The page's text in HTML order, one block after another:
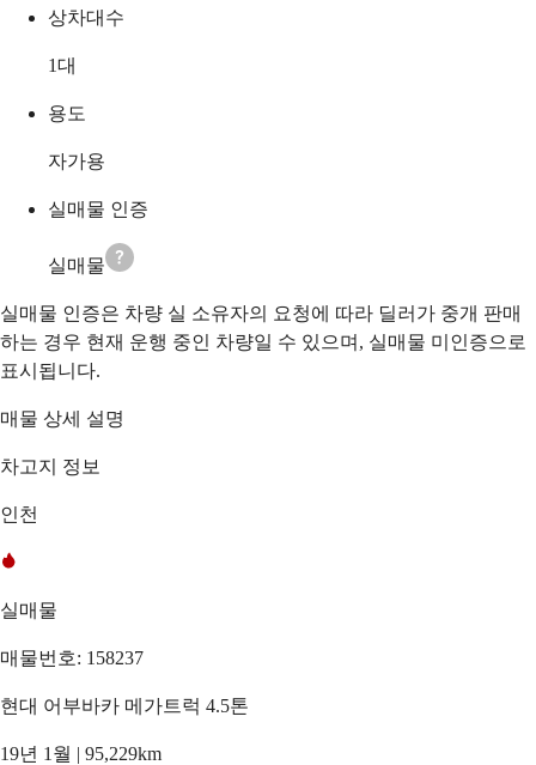
상차대수
1대
용도
자가용
실매물 인증
실매물
실매물 인증은 차량 실 소유자의 요청에 따라 딜러가 중개 판매
하는 경우 현재 운행 중인 차량일 수 있으며, 실매물 미인증으로
표시됩니다.
매물 상세 설명
차고지 정보
인천
실매물
매물번호: 158237
현대 어부바카 메가트럭 4.5톤
19년 1월 | 95,229km